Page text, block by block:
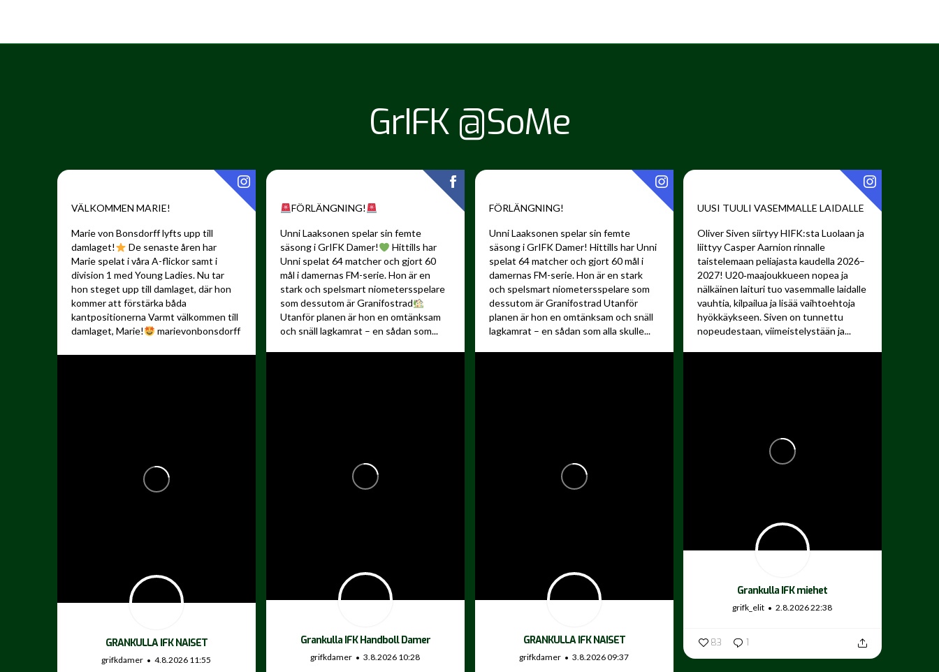
GrIFK @SoMe
VÄLKOMMEN MARIE!
Marie von Bonsdorff lyfts upp till
damlaget!
De senaste åren har
Marie spelat i våra A-flickor samt i
division 1 med Young Ladies. Nu tar
hon steget upp till damlaget, där hon
kommer att förstärka båda
kantpositionerna Varmt välkommen till
damlaget, Marie!
marievonbonsdorff
GRANKULLA IFK NAISET
grifkdamer 4.8.2026 11:55
FÖRLÄNGNING!
Unni Laaksonen spelar sin femte
säsong i GrIFK Damer!
Hittills har
Unni spelat 64 matcher och gjort 60
mål i damernas FM-serie. Hon är en
stark och spelsmart niometersspelare
som dessutom är Granifostrad
Utanför planen är hon en omtänksam
och snäll lagkamrat – en sådan som...
Grankulla IFK Handboll Damer
grifkdamer 3.8.2026 10:28
FÖRLÄNGNING!
Unni Laaksonen spelar sin femte
säsong i GrIFK Damer! Hittills har Unni
spelat 64 matcher och gjort 60 mål i
damernas FM-serie. Hon är en stark
och spelsmart niometersspelare som
dessutom är Granifostrad Utanför
planen är hon en omtänksam och snäll
lagkamrat – en sådan som alla skulle...
GRANKULLA IFK NAISET
grifkdamer 3.8.2026 09:37
UUSI TUULI VASEMMALLE LAIDALLE ️
Oliver Siven siirtyy HIFK:sta Luolaan ja
liittyy Casper Aarnion rinnalle
taistelemaan peliajasta kaudella 2026–
2027! U20‑maajoukkueen nopea ja
nälkäinen laituri tuo vasemmalle laidalle
vauhtia, kilpailua ja lisää vaihtoehtoja
hyökkäykseen. Siven on tunnettu
nopeudestaan, viimeistelystään ja...
Grankulla IFK miehet
grifk_elit 2.8.2026 22:38
83 1